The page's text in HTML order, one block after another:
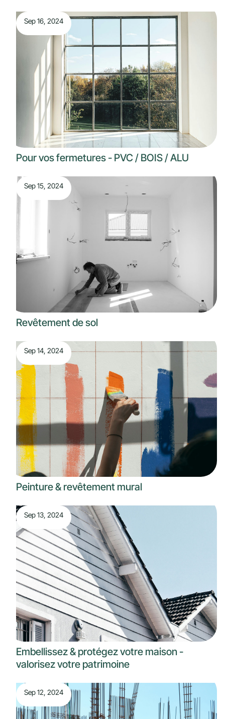
Sep 16, 2024
Pour vos fermetures - PVC / BOIS / ALU
Sep 15, 2024
Revêtement de sol
Sep 14, 2024
Peinture & revêtement mural
Sep 13, 2024
Embellissez & protégez votre maison -
valorisez votre patrimoine
Sep 12, 2024